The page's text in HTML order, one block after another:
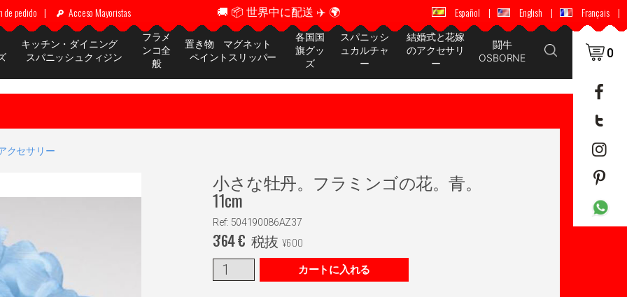
de pedido | Acceso Mayoristas 🚚 📦 世界中に配送 ✈️ 🌍 🚚 📦 世界中に配送 ✈️ 🌍
Español | English | Français |
キッチン・ダイニング
スパニッシュクィジン
フラメ
ンコ全
般
置き物 マグネット
ペイントスリッパー
各国国
旗グッ
ズ
スパニッシ
ュカルチャ
ー
結婚式と花嫁
のアクセサリ
ー
闘牛
OSBORNE
0
クセサリー
小さな牡丹。フラミンゴの花。青。
11cm
Ref: 504190086AZ37
3'64€ 税抜 ¥600
カートに入れる